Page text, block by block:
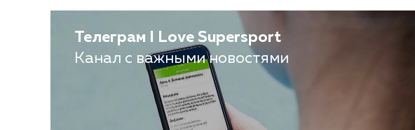
Телеграм I Love Supersport
Канал с важными новостями